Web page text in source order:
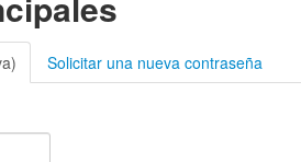
Solicitar una nueva contraseña